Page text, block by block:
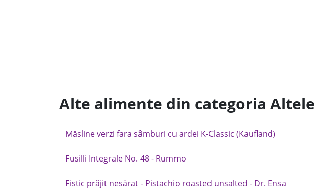
Alte alimente din categoria Altele
Măsline verzi fara sâmburi cu ardei K-Classic (Kaufland)
Fusilli Integrale No. 48 - Rummo
Fistic prăjit nesărat - Pistachio roasted unsalted - Dr. Ensa